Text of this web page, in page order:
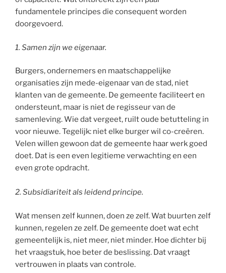
fundamentele principes die consequent worden
doorgevoerd.
1. Samen zijn we eigenaar.
Burgers, ondernemers en maatschappelijke
organisaties zijn mede-eigenaar van de stad, niet
klanten van de gemeente. De gemeente faciliteert en
ondersteunt, maar is niet de regisseur van de
samenleving. Wie dat vergeet, ruilt oude betutteling in
voor nieuwe. Tegelijk: niet elke burger wil co-creëren.
Velen willen gewoon dat de gemeente haar werk goed
doet. Dat is een even legitieme verwachting en een
even grote opdracht.
2. Subsidiariteit als leidend principe.
Wat mensen zelf kunnen, doen ze zelf. Wat buurten zelf
kunnen, regelen ze zelf. De gemeente doet wat echt
gemeentelijk is, niet meer, niet minder. Hoe dichter bij
het vraagstuk, hoe beter de beslissing. Dat vraagt
vertrouwen in plaats van controle.